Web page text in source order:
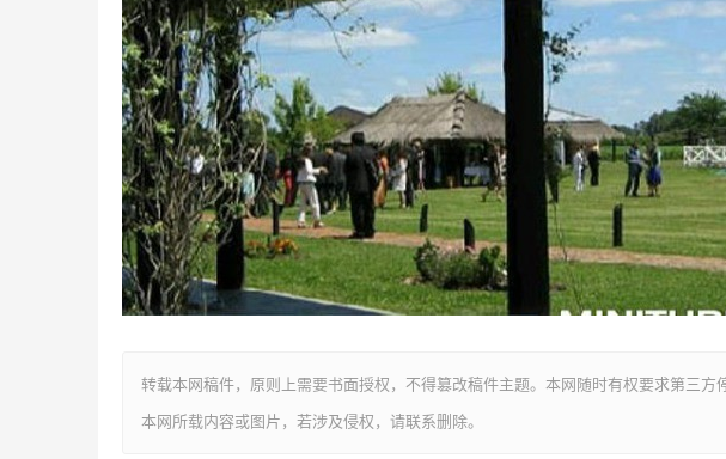
转载本网稿件，原则上需要书面授权，不得篡改稿件主题。本网随时有权要求第三方
本网所载内容或图片，若涉及侵权，请联系删除。